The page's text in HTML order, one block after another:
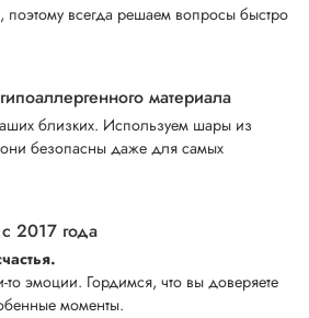
всегда решаем вопросы быстро
материала
близких. Используем шары из
безопасны даже для самых
2017 года
эмоции. Гордимся, что вы доверяете
моменты.